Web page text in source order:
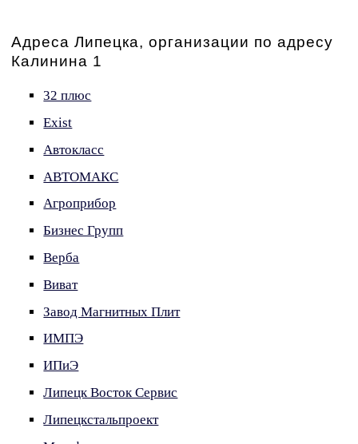
Адреса Липецка, организации по адресу
Калинина 1
32 плюс
Exist
Автокласс
АВТОМАКС
Агроприбор
Бизнес Групп
Верба
Виват
Завод Магнитных Плит
ИМПЭ
ИПиЭ
Липецк Восток Сервис
Липецкстальпроект